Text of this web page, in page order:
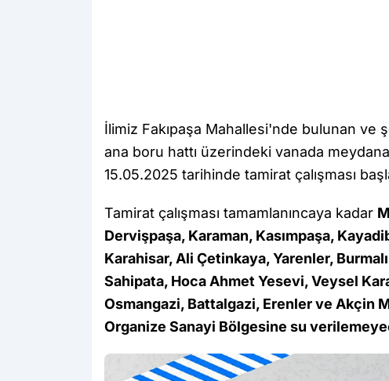
İlimiz Fakıpaşa Mahallesi'nde bulunan ve
ana boru hattı üzerindeki vanada
15.05.2025 tarihinde tamirat çalışması
Tamirat çalışması tamamlanıncaya kadar
Dervişpaşa, Karaman, Kasımpaşa,
Karahisar, Ali Çetinkaya, Yarenler,
Sahipata, Hoca Ahmet Yesevi, Veysel
Osmangazi, Battalgazi, Erenler ve Akçin
Organize Sanayi Bölgesine su